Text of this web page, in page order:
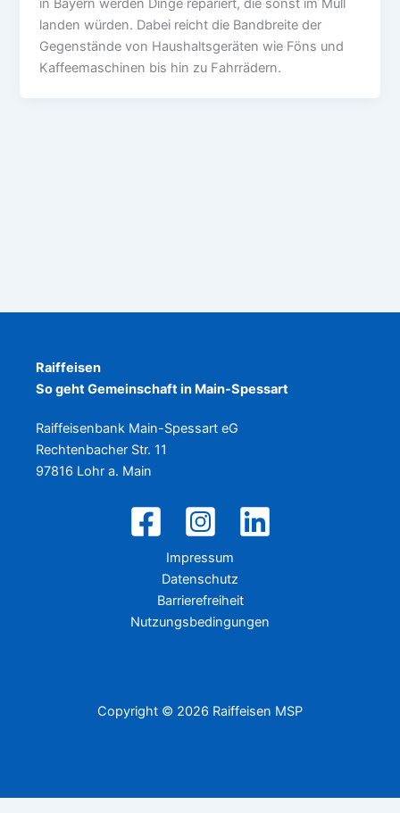
in Bayern werden Dinge repariert, die sonst im Müll
landen würden. Dabei reicht die Bandbreite der
Gegenstände von Haushaltsgeräten wie Föns und
Kaffeemaschinen bis hin zu Fahrrädern.
Raiffeisen
So geht Gemeinschaft in Main-Spessart
Raiffeisenbank Main-Spessart eG
Rechtenbacher Str. 11
97816 Lohr a. Main
Impressum
Datenschutz
Barrierefreiheit
Nutzungsbedingungen
Copyright © 2026 Raiffeisen MSP